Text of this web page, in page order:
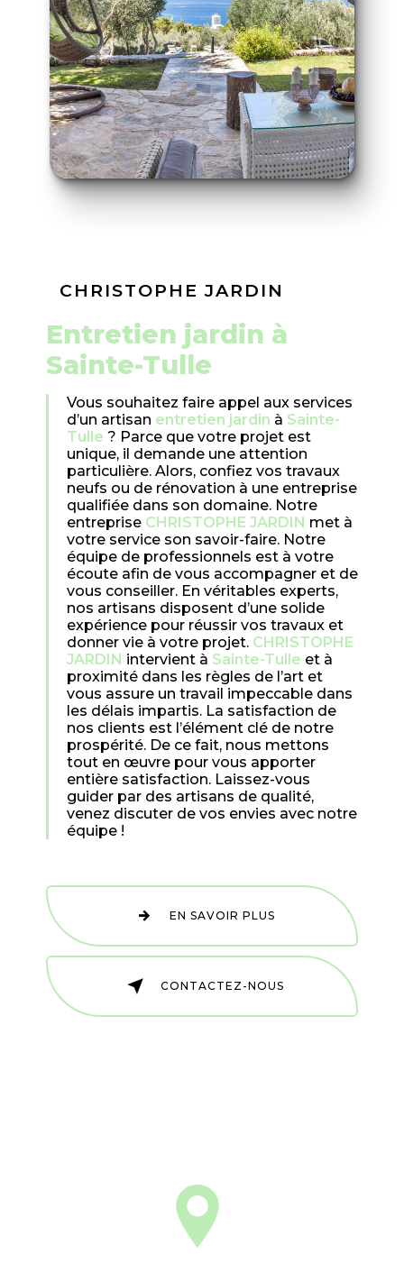
CHRISTOPHE JARDIN
entretien jardin à
Sainte-Tulle
Vous souhaitez faire appel aux services
d’un artisan entretien jardin à Sainte-
Tulle ? Parce que votre projet est
unique, il demande une attention
particulière. Alors, confiez vos travaux
neufs ou de rénovation à une entreprise
qualifiée dans son domaine. Notre
entreprise CHRISTOPHE JARDIN met à
votre service son savoir-faire. Notre
équipe de professionnels est à votre
écoute afin de vous accompagner et de
vous conseiller. En véritables experts,
nos artisans disposent d’une solide
expérience pour réussir vos travaux et
donner vie à votre projet. CHRISTOPHE
JARDIN intervient à Sainte-Tulle et à
proximité dans les règles de l’art et
vous assure un travail impeccable dans
les délais impartis. La satisfaction de
nos clients est l’élément clé de notre
prospérité. De ce fait, nous mettons
tout en œuvre pour vous apporter
entière satisfaction. Laissez-vous
guider par des artisans de qualité,
venez discuter de vos envies avec notre
équipe !
EN SAVOIR PLUS
CONTACTEZ-NOUS